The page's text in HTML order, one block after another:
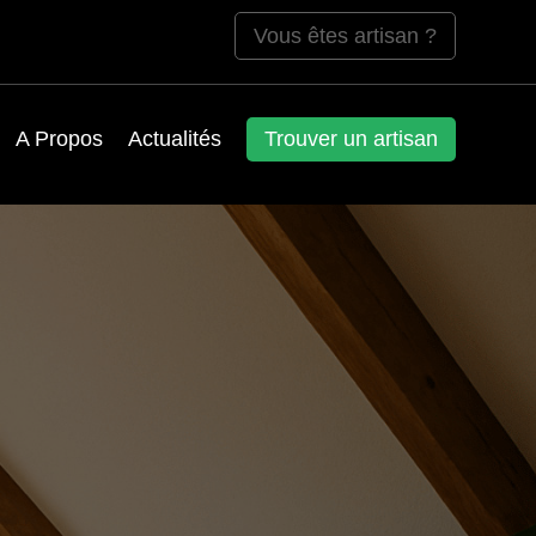
Vous êtes artisan ?
A Propos Actualités Trouver un artisan